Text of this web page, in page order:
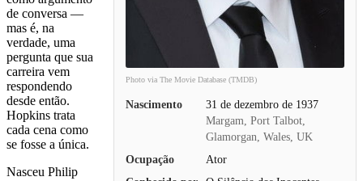
Photo via The Movie Database (TMDB)
Nascimento
31 de dezembro de 1937
Margam, Port Talbot,
Glamorgan, Wales, UK
Ocupação
Ator
de conversa —
mas é, na
verdade, uma
pergunta que sua
carreira vem
respondendo
desde então.
Hopkins trata
cada cena como
se fosse a única.
Nasceu Philip